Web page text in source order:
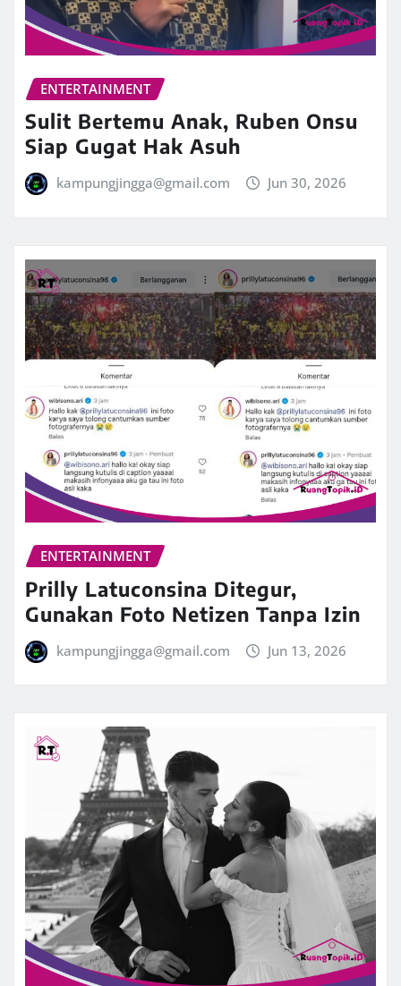
ENTERTAINMENT
Sulit Bertemu Anak, Ruben Onsu
Siap Gugat Hak Asuh
kampungjingga@gmail.com Jun 30, 2026
ENTERTAINMENT
Prilly Latuconsina Ditegur,
Gunakan Foto Netizen Tanpa Izin
kampungjingga@gmail.com Jun 13, 2026